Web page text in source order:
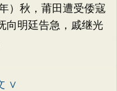
）秋，莆田遭受倭寇
向明廷告急，戚继光
∨